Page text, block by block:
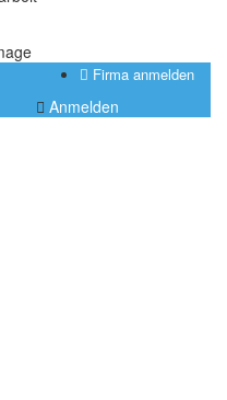
Firma anmelden
Anmelden